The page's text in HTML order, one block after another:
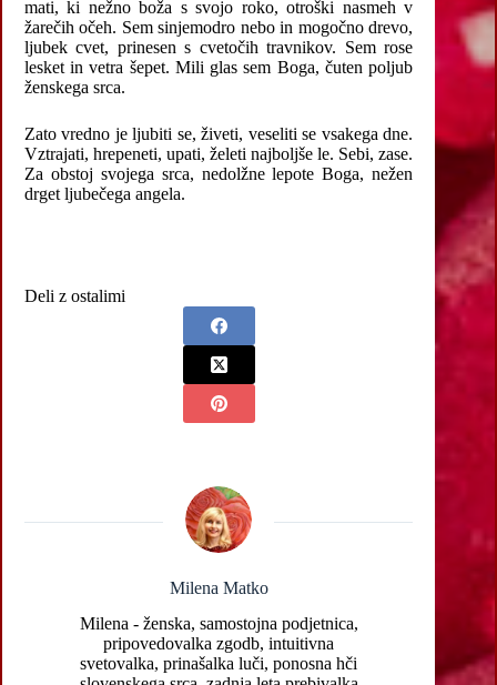
mati, ki nežno boža s svojo roko, otroški nasmeh v
žarečih očeh. Sem sinjemodro nebo in mogočno drevo,
ljubek cvet, prinesen s cvetočih travnikov. Sem rose
lesket in vetra šepet. Mili glas sem Boga, čuten poljub
ženskega srca.
Zato vredno je ljubiti se, živeti, veseliti se vsakega dne.
Vztrajati, hrepeneti, upati, želeti najboljše le. Sebi, zase.
Za obstoj svojega srca, nedolžne lepote Boga, nežen
drget ljubečega angela.
Deli z ostalimi
Milena Matko
Milena - ženska, samostojna podjetnica,
pripovedovalka zgodb, intuitivna
svetovalka, prinašalka luči, ponosna hči